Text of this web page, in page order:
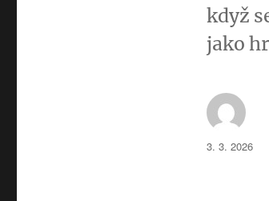
když
jako
Autor:
Publikováno:
3. 3. 2026